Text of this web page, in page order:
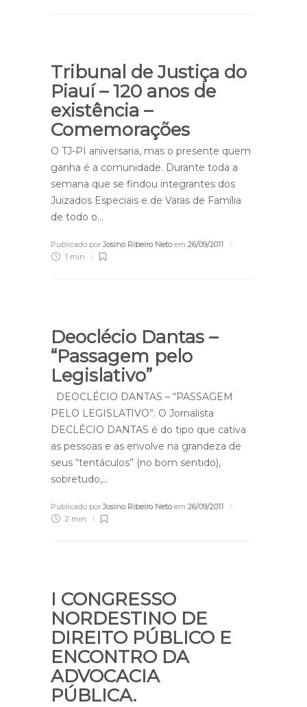
Tribunal de Justiça do
Piauí – 120 anos de
existência –
Comemorações
O TJ-PI aniversaria, mas o presente quem
ganha é a comunidade. Durante toda a
semana que se findou integrantes dos
Juizados Especiais e de Varas de Família
de todo o…
Publicado porJosino Ribeiro Netoem 26/09/2011
1 min
Deoclécio Dantas –
“Passagem pelo
Legislativo”
DEOCLÉCIO DANTAS – “PASSAGEM
PELO LEGISLATIVO”. O Jornalista
DECLÉCIO DANTAS é do tipo que cativa
as pessoas e as envolve na grandeza de
seus “tentáculos” (no bom sentido),
sobretudo,…
Publicado porJosino Ribeiro Netoem 26/09/2011
2 min
I CONGRESSO
NORDESTINO DE
DIREITO PÚBLICO E
ENCONTRO DA
ADVOCACIA
PÚBLICA.